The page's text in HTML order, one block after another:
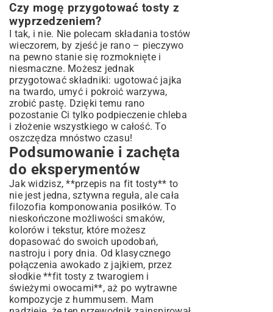
Czy mogę przygotować tosty z
wyprzedzeniem?
I tak, i nie. Nie polecam składania tostów
wieczorem, by zjeść je rano – pieczywo
na pewno stanie się rozmoknięte i
niesmaczne. Możesz jednak
przygotować składniki: ugotować jajka
na twardo, umyć i pokroić warzywa,
zrobić pastę. Dzięki temu rano
pozostanie Ci tylko podpieczenie chleba
i złożenie wszystkiego w całość. To
oszczędza mnóstwo czasu!
Podsumowanie i zachęta
do eksperymentów
Jak widzisz, **przepis na fit tosty** to
nie jest jedna, sztywna reguła, ale cała
filozofia komponowania posiłków. To
nieskończone możliwości smaków,
kolorów i tekstur, które możesz
dopasować do swoich upodobań,
nastroju i pory dnia. Od klasycznego
połączenia awokado z jajkiem, przez
słodkie **fit tosty z twarogiem i
świeżymi owocami**, aż po wytrawne
kompozycje z hummusem. Mam